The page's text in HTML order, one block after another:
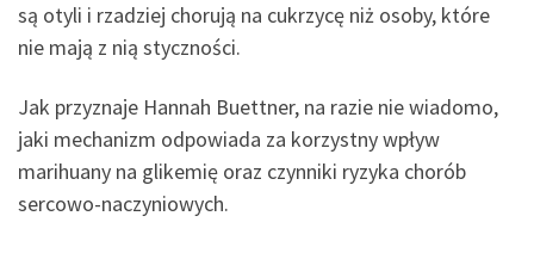
są otyli i rzadziej chorują na cukrzycę niż osoby, które
nie mają z nią styczności.
Jak przyznaje Hannah Buettner, na razie nie wiadomo,
jaki mechanizm odpowiada za korzystny wpływ
marihuany na glikemię oraz czynniki ryzyka chorób
sercowo-naczyniowych.